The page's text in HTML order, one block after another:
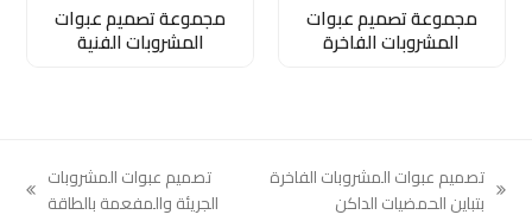
مجموعة تصميم عبوات
المشروبات الفاخرة
مجموعة تصميم عبوات
المشروبات الفنية
previous
تصميم عبوات المشروبات الفاخرة
بتباين الحمضيات الداكن
next
تصميم عبوات المشروبات
الجريئة والمفعمة بالطاقة